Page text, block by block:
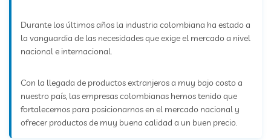
Durante los últimos años la industria colombiana ha estado a
la vanguardia de las necesidades que exige el mercado a nivel
nacional e internacional.
Con la llegada de productos extranjeros a muy bajo costo a
nuestro país, las empresas colombianas hemos tenido que
fortalecernos para posicionarnos en el mercado nacional y
ofrecer productos de muy buena calidad a un buen precio.